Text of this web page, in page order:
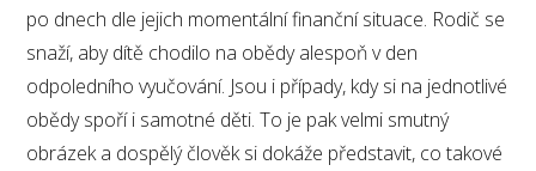
po dnech dle jejich momentální finanční situace. Rodič se
snaží, aby dítě chodilo na obědy alespoň v den
odpoledního vyučování. Jsou i případy, kdy si na jednotlivé
obědy spoří i samotné děti. To je pak velmi smutný
obrázek a dospělý člověk si dokáže představit, co takové